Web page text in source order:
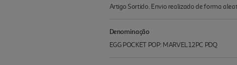
Artigo Sortido. Envio realizado de forma
Denominação
EGG POCKET POP: MARVEL 12PC PDQ